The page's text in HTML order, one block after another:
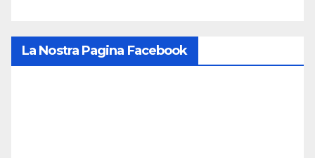
La Nostra Pagina Facebook